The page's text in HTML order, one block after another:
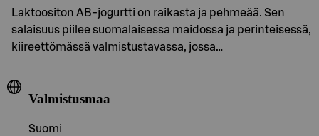
Laktoositon AB-jogurtti on raikasta ja pehmeää. Sen
salaisuus piilee suomalaisessa maidossa ja perinteisessä,
kiireettömässä valmistustavassa, jossa…
Valmistusmaa
Suomi